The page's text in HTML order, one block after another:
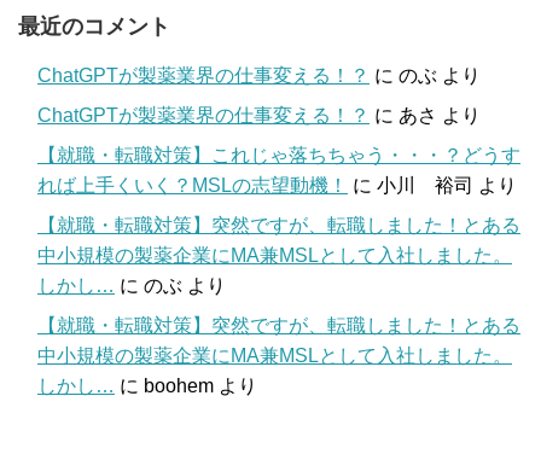
最近のコメント
ChatGPTが製薬業界の仕事変える！？ に のぶ より
ChatGPTが製薬業界の仕事変える！？ に あさ より
【就職・転職対策】これじゃ落ちちゃう・・・？どうす
れば上手くいく？MSLの志望動機！
に 小川 裕司 より
【就職・転職対策】突然ですが、転職しました！とある
中小規模の製薬企業にMA兼MSLとして入社しました。
しかし… に のぶ より
【就職・転職対策】突然ですが、転職しました！とある
中小規模の製薬企業にMA兼MSLとして入社しました。
しかし… に boohem より